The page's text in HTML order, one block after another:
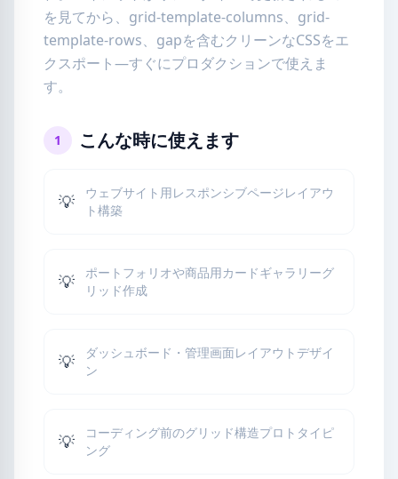
を見てから、grid-template-columns、grid-
template-rows、gapを含むクリーンなCSSをエ
クスポート—すぐにプロダクションで使えま
す。
1 こんな時に使えます
💡
ウェブサイト用レスポンシブページレイアウ
ト構築
💡
ポートフォリオや商品用カードギャラリーグ
リッド作成
💡
ダッシュボード・管理画面レイアウトデザイ
ン
💡
コーディング前のグリッド構造プロトタイピ
ング